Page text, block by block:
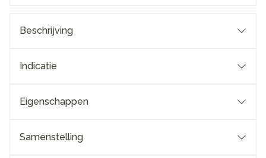
Beschrijving
Indicatie
Eigenschappen
Samenstelling